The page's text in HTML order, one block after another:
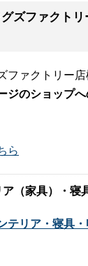
ズファクト
ファクトリー
ジのショップ
ら
（家具）・寝
テリア・寝具